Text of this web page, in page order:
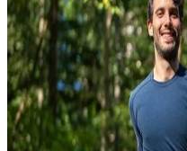
Un invito a rallentare e a
della natura e in una pratica
ospitato da Ilias Kousis a Vale
Su richiesta
7 settembre 2026 13:00
Amieira, Portogallo